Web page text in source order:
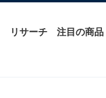
リサーチ 注目の商品